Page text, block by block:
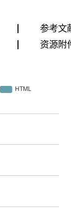
参考文
资源附